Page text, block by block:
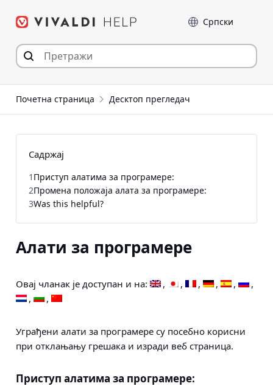
Језик
Почетна страница Десктоп прегледач
Алати за програмере
Овај чланак је доступан и на:
Уграђени алати за програмере су посебно корисни
при отклањању грешака и изради веб страница.
Приступ алатима за програмере:
Садржај
1 Приступ алатима за програмере:
2Промена положаја алата за програмере:
3Was this helpful?